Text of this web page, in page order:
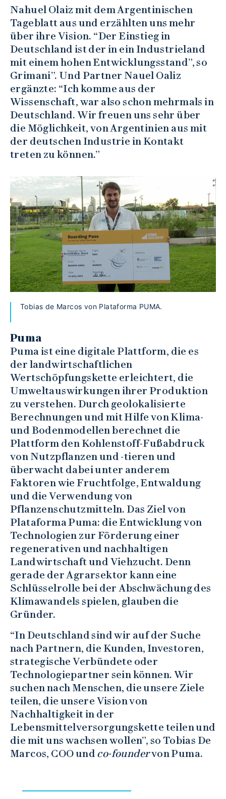
Nahuel Olaiz mit dem Argentinischen
Tageblatt aus und erzählten uns mehr
über ihre Vision. “Der Einstieg in
Deutschland ist der in ein Industrieland
mit einem hohen Entwicklungsstand”, so
Grimani”. Und Partner Nauel Oaliz
ergänzte: “Ich komme aus der
Wissenschaft, war also schon mehrmals in
Deutschland. Wir freuen uns sehr über
die Möglichkeit, von Argentinien aus mit
der deutschen Industrie in Kontakt
treten zu können.”
Tobias de Marcos von Plataforma PUMA.
Puma
Puma ist eine digitale Plattform, die es
der landwirtschaftlichen
Wertschöpfungskette erleichtert, die
Umweltauswirkungen ihrer Produktion
zu verstehen. Durch geolokalisierte
Berechnungen und mit Hilfe von Klima-
und Bodenmodellen berechnet die
Plattform den Kohlenstoff-Fußabdruck
von Nutzpflanzen und -tieren und
überwacht dabei unter anderem
Faktoren wie Fruchtfolge, Entwaldung
und die Verwendung von
Pflanzenschutzmitteln. Das Ziel von
Plataforma Puma: die Entwicklung von
Technologien zur Förderung einer
regenerativen und nachhaltigen
Landwirtschaft und Viehzucht. Denn
gerade der Agrarsektor kann eine
Schlüsselrolle bei der Abschwächung des
Klimawandels spielen, glauben die
Gründer.
“In Deutschland sind wir auf der Suche
nach Partnern, die Kunden, Investoren,
strategische Verbündete oder
Technologiepartner sein können. Wir
suchen nach Menschen, die unsere Ziele
teilen, die unsere Vision von
Nachhaltigkeit in der
Lebensmittelversorgungskette teilen und
die mit uns wachsen wollen”, so Tobias De
Marcos, COO und co-foundervon Puma.